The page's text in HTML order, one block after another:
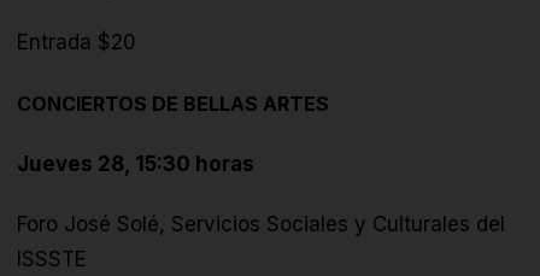
Entrada $20
CONCIERTOS DE BELLAS ARTES
Jueves 28, 15:30 horas
Foro José Solé, Servicios Sociales y Culturales del
ISSSTE